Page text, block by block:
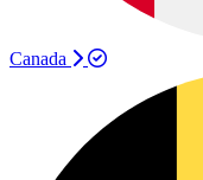
Canada